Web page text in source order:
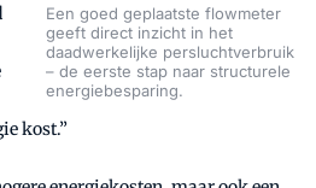
Een goed geplaatste flowmeter
geeft direct inzicht in het
daadwerkelijke persluchtverbruik
– de eerste stap naar structurele
energiebesparing.
kost.”